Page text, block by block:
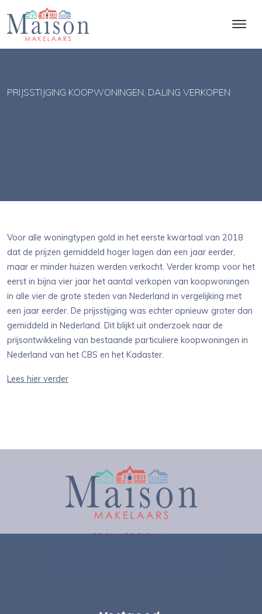
PRIJSSTIJGING KOOPWONINGEN, DALING VERKOPEN
Voor alle woningtypen gold in het eerste kwartaal van 2018
dat de prijzen gemiddeld hoger lagen dan een jaar eerder,
maar er minder huizen werden verkocht. Verder kromp voor het
eerst in bijna vier jaar het aantal verkopen van koopwoningen
in alle vier de grote steden van Nederland in vergelijking met
een jaar eerder. De prijsstijging was echter opnieuw groter dan
gemiddeld in Nederland. Dit blijkt uit onderzoek naar de
prijsontwikkeling van bestaande particuliere koopwoningen in
Nederland van het CBS en het Kadaster.
Lees hier verder
Maison Makelaars